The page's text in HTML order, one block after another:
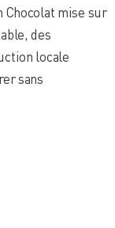
Chocolat mise sur
des
locale
sans